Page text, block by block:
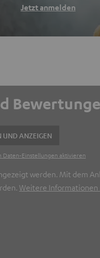
Jetzt anmelden
ANZEIGEN
aktivieren
werden. Mit dem
Weitere Informationen